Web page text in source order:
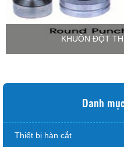
KHUÔN ĐỘT
Danh
Thiết bị hàn cắt